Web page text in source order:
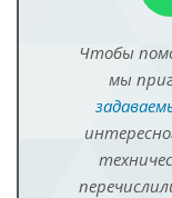
Чтобы
мы